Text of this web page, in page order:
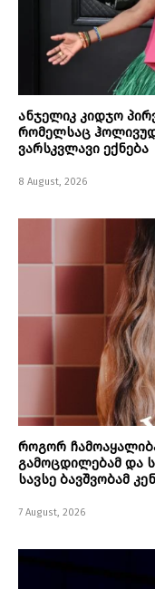
ანჯელიკ კიდჯო
რომელსაც
ვარსკვლავი ექნება
8 August, 2026
როგორ
გამოცდილებამ და
სავსე ბავშვობამ
7 August, 2026